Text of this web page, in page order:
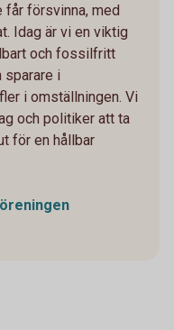
försvinna, med
Idag är vi en viktig
och fossilfritt
sparare i
i omställningen. Vi
och politiker att ta
för en hållbar